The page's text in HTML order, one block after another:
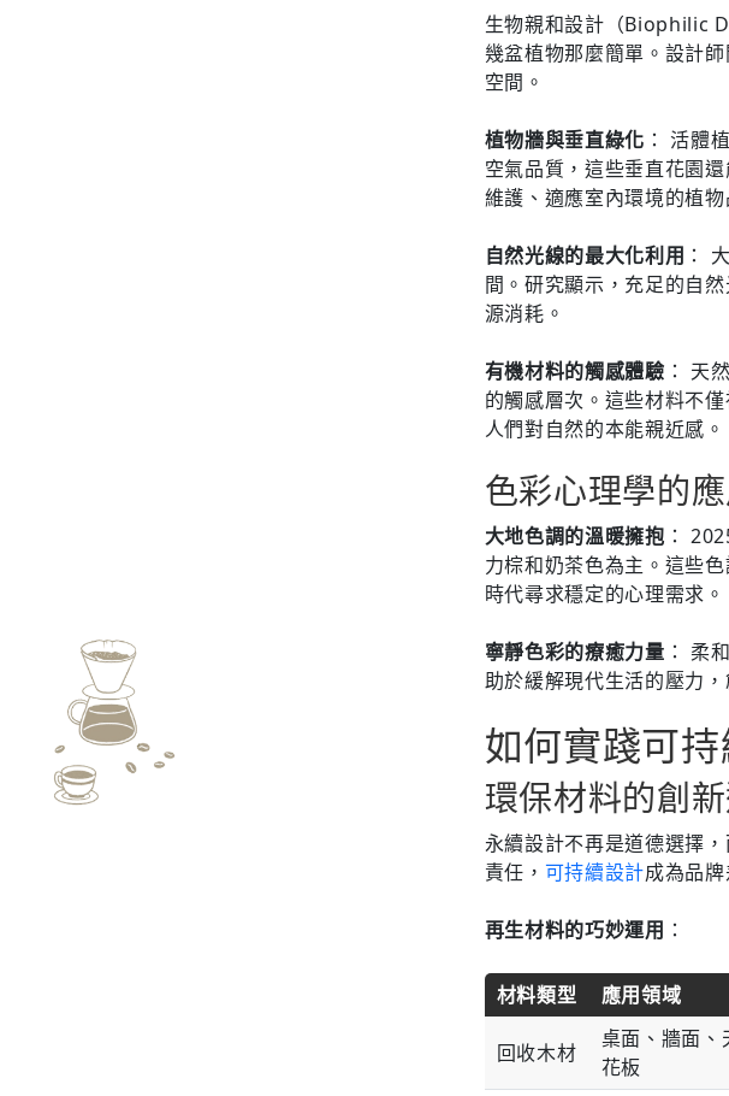
生物親和設計（Biophilic
幾盆植物那麼簡單。設計
空間。
植物牆與垂直綠化 ： 活體
空氣品質，這些垂直花園
維護、適應室內環境的植
自然光線的最大化利用 ：
間。研究顯示，充足的自
源消耗。
有機材料的觸感體驗 ： 天
的觸感層次。這些材料不
人們對自然的本能親近感。
色彩心理學的應
大地色調的溫暖擁抱 ：
力棕和奶茶色為主。這些
時代尋求穩定的心理需求。
寧靜色彩的療癒力量 ： 柔
助於緩解現代生活的壓力，
如何實踐可持
環保材料的創
永續設計不再是道德選擇
責任， 可持續設計成為品
再生材料的巧妙運用 ：
材料類型 應用領域
回收木材
桌面、牆面、
花板